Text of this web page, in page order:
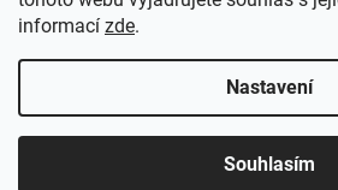
informací zde.
Nastavení
Souhlasím
Vzdělávání
Vytvořil
KennyShop.cz